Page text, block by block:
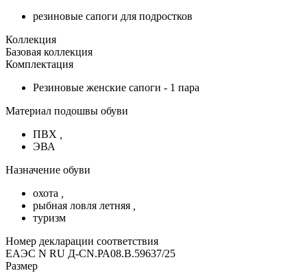
резиновые сапоги для подростков
Коллекция
Базовая коллекция
Комплектация
Резиновые женские сапоги - 1 пара
Материал подошвы обуви
ПВХ
ЭВА
Назначение обуви
охота
рыбная ловля летняя
туризм
Номер декларации соответствия
ЕАЭС N RU Д-CN.РА08.В.59637/25
Размер